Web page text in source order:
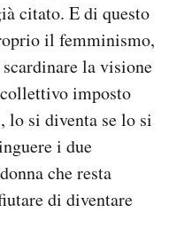
citato. E di questo
il femminismo,
la visione
imposto
lo si diventa se lo si
i due
che resta
di diventare